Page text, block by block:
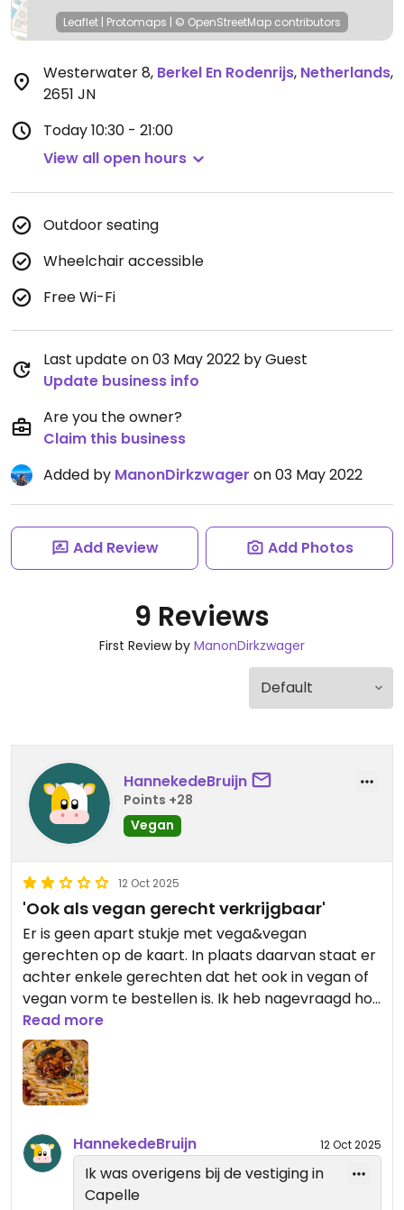
Leaflet | Protomaps | © OpenStreetMap contributors
Westerwater 8, Berkel En Rodenrijs, Netherlands,
2651 JN
Today10:30 - 21:00
View all open hours
Outdoor seating
Wheelchair accessible
Free Wi-Fi
Last update on 03 May 2022 by Guest
Update business info
Are you the owner?
Claim this business
Added by ManonDirkzwager on 03 May 2022
Add Review Add Photos
9 Reviews
First Review by ManonDirkzwager
HannekedeBruijn
Points +28
Vegan
12 Oct 2025
'Ook als vegan gerecht verkrijgbaar'
Er is geen apart stukje met vega&vegan
gerechten op de kaart. In plaats daarvan staat er
achter enkele gerechten dat het ook in vegan of
vegan vorm te bestellen is. Ik heb nagevraagd hoe
dat dan bijv bij een burger zou werken waar bacon
op zat, en kaas etc. Het antwoord van de
bediening was dat ze de niet-vegan ingrediënten
dan gewoon weg zouden laten. Toen ik vroeg of de
prijs dan ook aangepast zou worden, omdat je dus
minder krijgt, was dat helaas niet het geval. En zo
heb ik dus 20 euro betaald voor een bord
ijsbergsla met patat en (als het goed is) vegan
mayo. In het midden een bakje met vegan
Read more
HannekedeBruijn 12 Oct 2025
Ik was overigens bij de vestiging in
Capelle